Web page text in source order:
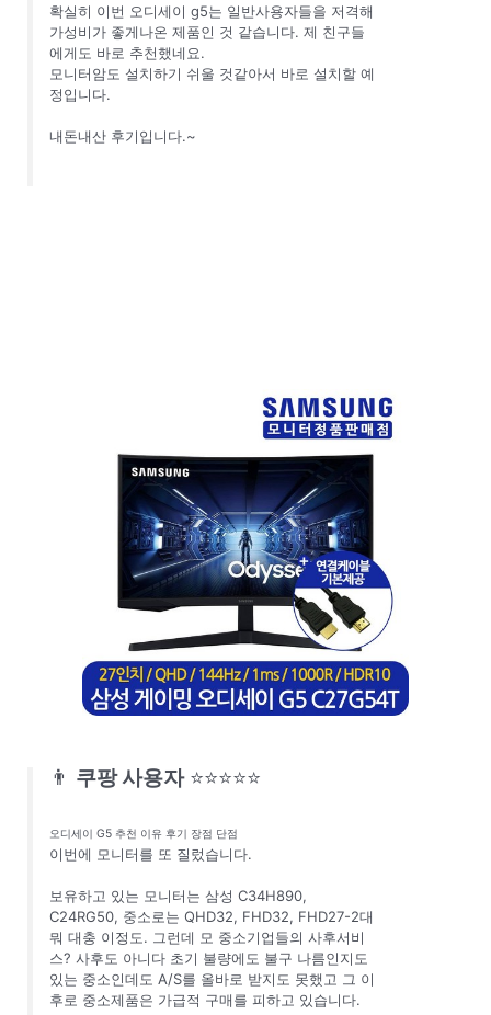
확실히 이번 오디세이 g5는 일반사용자들을 저격해
가성비가 좋게나온 제품인 것 같습니다. 제 친구들
에게도 바로 추천했네요.
모니터암도 설치하기 쉬울 것같아서 바로 설치할 예
정입니다.
내돈내산 후기입니다.~
👨 쿠팡 사용자 ⭐⭐⭐⭐⭐
오디세이 G5 추천 이유 후기 장점 단점
이번에 모니터를 또 질렀습니다.
보유하고 있는 모니터는 삼성 C34H890,
C24RG50, 중소로는 QHD32, FHD32, FHD27-2대
뭐 대충 이정도. 그런데 모 중소기업들의 사후서비
스? 사후도 아니다 초기 불량에도 불구 나름인지도
있는 중소인데도 A/S를 올바로 받지도 못했고 그 이
후로 중소제품은 가급적 구매를 피하고 있습니다.